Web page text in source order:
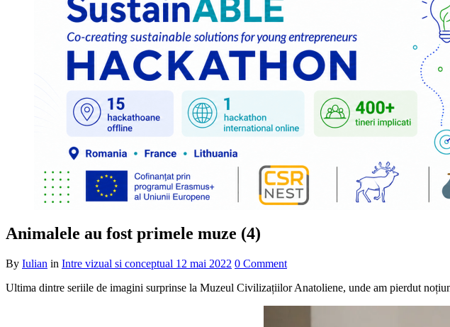
Animalele au fost primele muze (4)
By Iulian in Intre vizual si conceptual 12 mai 2022 0 Comment
Ultima dintre seriile de imagini surprinse la Muzeul Civilizațiilor Anatoliene, unde am pierdut